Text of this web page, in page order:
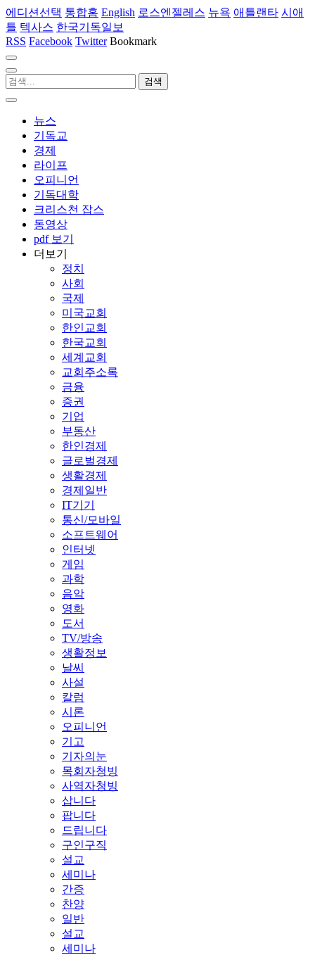
에디션선택 통합홈 English 로스엔젤레스 뉴욕 애틀랜타 시애
틀 텍사스 한국기독일보
RSS Facebook Twitter Bookmark
뉴스
기독교
경제
라이프
오피니언
기독대학
크리스천 잡스
동영상
pdf 보기
더보기
정치
사회
국제
미국교회
한인교회
한국교회
세계교회
교회주소록
금융
증권
기업
부동산
한인경제
글로벌경제
생활경제
경제일반
IT기기
통신/모바일
소프트웨어
인터넷
게임
과학
음악
영화
도서
TV/방송
생활정보
날씨
사설
칼럼
시론
오피니언
기고
기자의눈
목회자청빙
사역자청빙
삽니다
팝니다
드립니다
구인구직
설교
세미나
간증
찬양
일반
설교
세미나